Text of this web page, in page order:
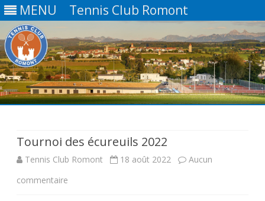
MENU Tennis Club Romont
Tournoi des écureuils 2022
Tennis Club Romont 18 août 2022
Aucun
commentaire